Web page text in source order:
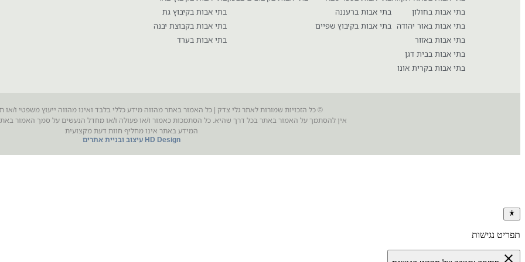
בתי אבות בחולון
בתי אבות באור יהודה
בתי אבות באזור
בתי אבות בבית דגן
בתי אבות בקרית אונו
בתי אבות ברעננה
בתי אבות בקיבוץ שפיים
בתי אבות בקיבוץ גת
בתי אבות בקבוצת יבנה
בתי אבות בערד
© כל הזכויות שמורות לאתר גלי צדק | כל האמור באתר מהווה מידע כללי בלבד ואינו מהווה ייעוץ משפטי ו/או
אין להסתמך על האמור באתר בכל דרך שהיא. כל הסתמכות כאמור ו/או פעולה ו/או מחדל הנעשים על סמך האמור
המידע באתר אינו מחליף חוות דעת מקצועית
HD Design עיצוב ובניית אתרים
תפריט נגישות
close